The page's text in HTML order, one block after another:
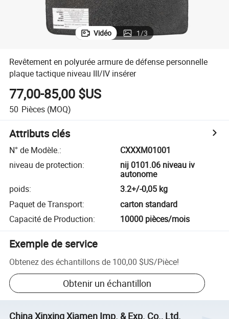
Vidéo 1/3
Revêtement en polyurée armure de défense personnelle
plaque tactique niveau III/IV insérer
77,00-85,00 $US
50 Pièces (MOQ)
Attributs clés
N° de Modèle.:
CXXXM01001
niveau de protection:
nij 0101.06 niveau iv
autonome
poids:
3.2+/-0,05 kg
Paquet de Transport:
carton standard
Capacité de Production: 10000 pièces/mois
Exemple de service
Obtenez des échantillons de 100,00 $US/Pièce!
Obtenir un échantillon
China Xinxing Xiamen Imp. & Exp. Co., Ltd.